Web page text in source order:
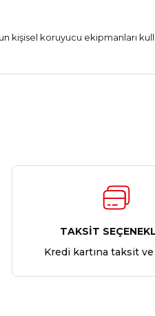
kişisel koruyucu ekipmanları
Yaz
Sor
TAKSİT
Kredi kartına taksit